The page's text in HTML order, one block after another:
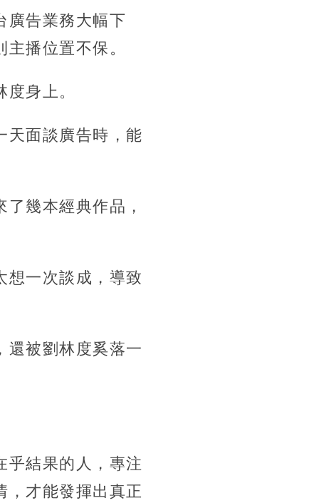
廣告業務大幅下
播位置不保。
身上。
天面談廣告時，能
幾本經典作品，
想一次談成，導致
還被劉林度奚落一
乎結果的人，專注
，才能發揮出真正